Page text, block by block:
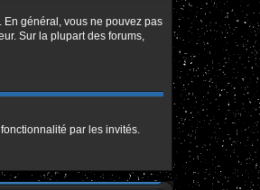
En général, vous ne pouvez pas
Sur la plupart des forums,
par les invités.